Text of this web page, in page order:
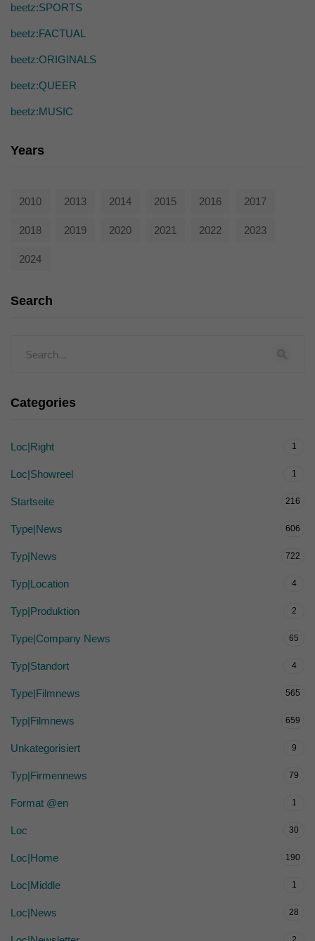
beetz:SPORTS
beetz:FACTUAL
beetz:ORIGINALS
beetz:QUEER
beetz:MUSIC
Years
2010 2013 2014 2015 2016 2017
2018 2019 2020 2021 2022 2023
2024
Search
Categories
Loc|Right 1
Loc|Showreel 1
Startseite 216
Type|News 606
Typ|News 722
Typ|Location 4
Typ|Produktion 2
Type|Company News 65
Typ|Standort 4
Type|Filmnews 565
Typ|Filmnews 659
Unkategorisiert 9
Typ|Firmennews 79
Format @en 1
Loc 30
Loc|Home 190
Loc|Middle 1
Loc|News 28
die einwandfreie Funktion der Website erforderlich.
standardmäßig blockiert. Wenn Cookies von externen Medien akzeptiert
mehr.
powered by Borlabs Cookie